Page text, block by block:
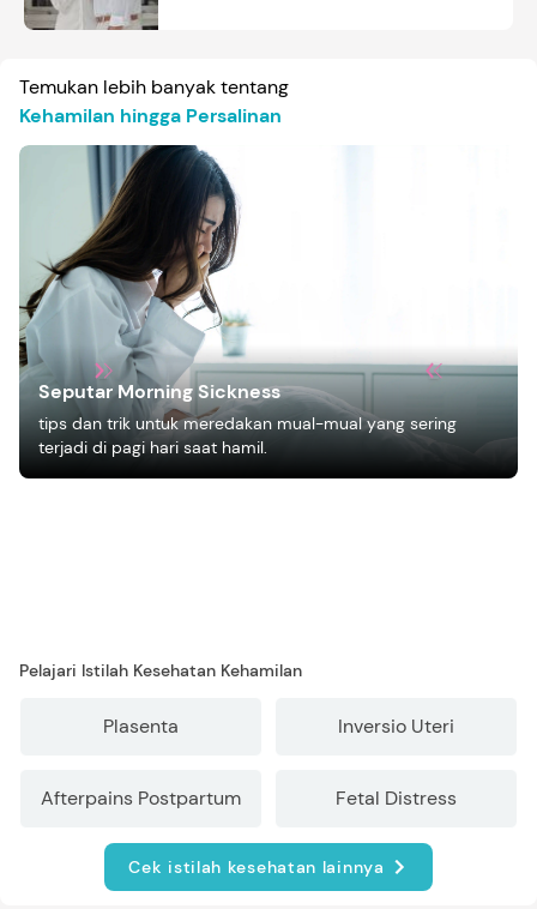
Temukan lebih banyak tentang
Kehamilan hingga Persalinan
Seputar Morning Sickness
tips dan trik untuk meredakan mual-mual yang sering
terjadi di pagi hari saat hamil.
Pelajari Istilah Kesehatan Kehamilan
Plasenta Inversio Uteri
Afterpains Postpartum Fetal Distress
Cek istilah kesehatan lainnya